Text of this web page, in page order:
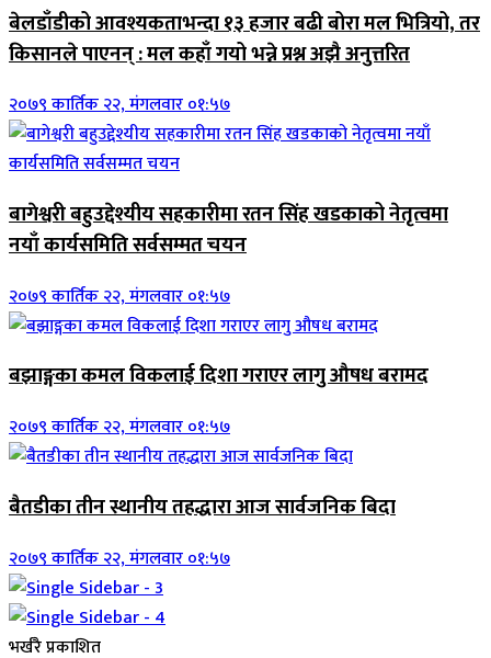
बेलडाँडीको आवश्यकताभन्दा १३ हजार बढी बोरा मल भित्रियो, तर
किसानले पाएनन् : मल कहाँ गयो भन्ने प्रश्न अझै अनुत्तरित
२०७९ कार्तिक २२, मंगलवार ०१:५७
बागेश्वरी बहुउद्देश्यीय सहकारीमा रतन सिंह खडकाको नेतृत्वमा
नयाँ कार्यसमिति सर्वसम्मत चयन
२०७९ कार्तिक २२, मंगलवार ०१:५७
बझाङ्गका कमल विकलाई दिशा गराएर लागु औषध बरामद
२०७९ कार्तिक २२, मंगलवार ०१:५७
बैतडीका तीन स्थानीय तहद्धारा आज सार्वजनिक बिदा
२०७९ कार्तिक २२, मंगलवार ०१:५७
भर्खरै प्रकाशित